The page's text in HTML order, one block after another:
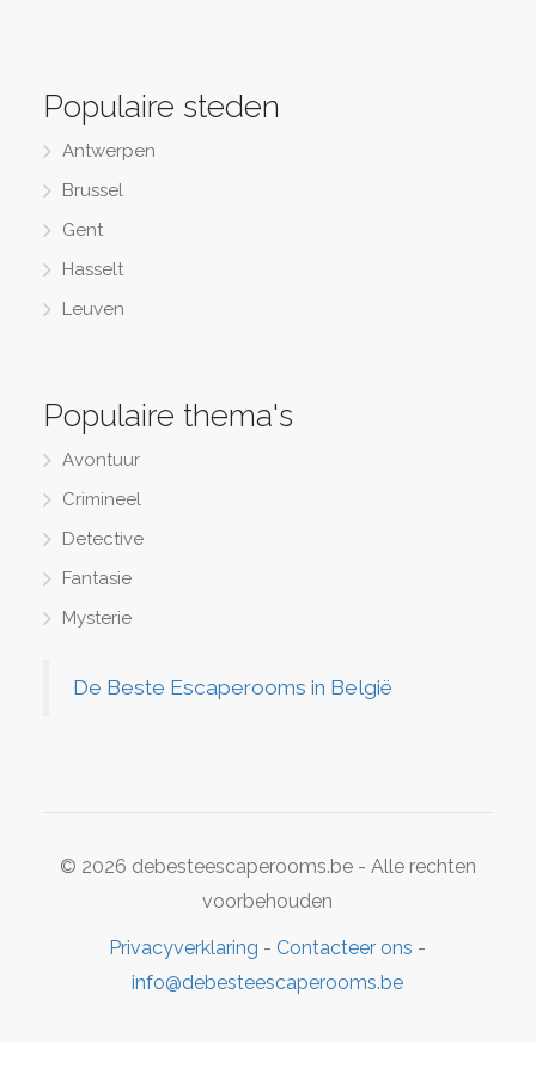
Populaire steden
Antwerpen
Brussel
Gent
Hasselt
Leuven
Populaire thema's
Avontuur
Crimineel
Detective
Fantasie
Mysterie
De Beste Escaperooms in België
© 2026 debesteescaperooms.be - Alle rechten
voorbehouden
Privacyverklaring - Contacteer ons -
info@debesteescaperooms.be